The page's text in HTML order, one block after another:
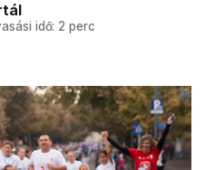
idő: 2 perc